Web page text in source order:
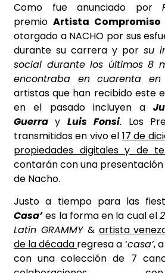
Como fue anunciado por
premio Artista Compromiso
otorgado a NACHO por sus
durante su carrera y por su
social durante los últimos 8
encontraba en cuarenta en
artistas que han recibido este
en el pasado incluyen a
Guerra y Luis Fonsi. Los
transmitidos en vivo el 17 de
propiedades digitales y de
contarán con una
de Nacho.
Justo a tiempo para las
Casa’ es la forma en la cual el
Latin GRAMMY & artista
de la década regresa a ‘casa’,
con una colección de 7